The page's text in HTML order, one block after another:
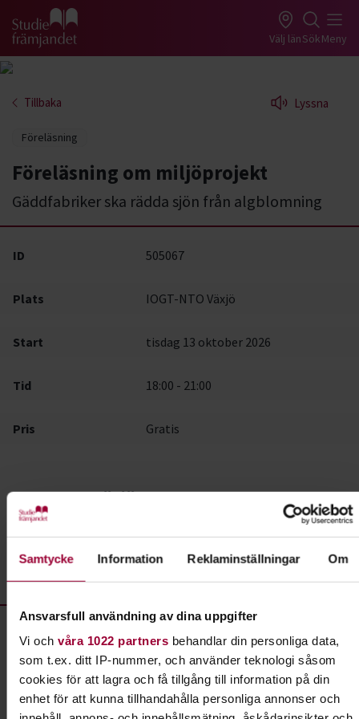
Samtycke Information Reklaminställningar Om
Ansvarsfull användning av dina uppgifter
Vi och våra 1022 partnersbehandlar din personliga data,
som t.ex. ditt IP-nummer, och använder teknologi såsom
cookies för att lagra och få tillgång till information på din
enhet för att kunna tillhandahålla personliga annonser och
Gå till studiefrämjandets startsida Välj länSökMeny
Tillbaka Lyssna
Föreläsning
Föreläsning om miljöprojekt
Gäddfabriker ska rädda sjön från algblomning
ID 505067
Plats IOGT-NTO Växjö
Start tisdag 13 oktober 2026
Tid 18:00 - 21:00
Pris Gratis
IOGT-NTO Växjö
Vattentorget 1
352 34 Växjö
Gäddfabriker ska rädda sjön från algblomning
Tisdagen 13 Oktober kl. 18.00